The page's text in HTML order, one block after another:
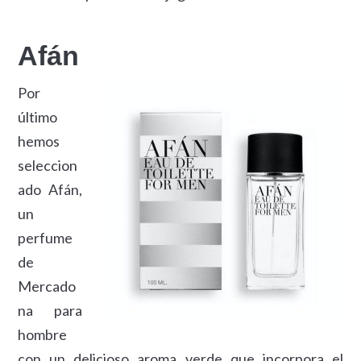
Afán
Por
último
hemos
seleccion
ado Afán,
un
perfume
de
Mercado
na para
hombre